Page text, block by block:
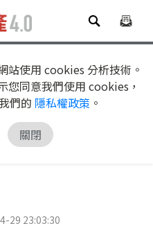
站使用 cookies 分析技術。
您同意我們使用 cookies，
們的 隱私權政策 。
關閉
29 23:03:30